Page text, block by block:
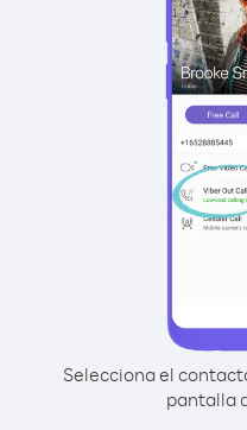
Selecciona el
pantalla